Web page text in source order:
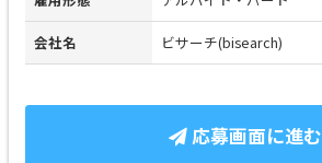
会社名 ビサーチ(bisearch)
応募画面に進む